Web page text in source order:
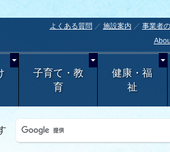
よくある質問 施設案内 事業者
子育て・教
育
健康・福
祉